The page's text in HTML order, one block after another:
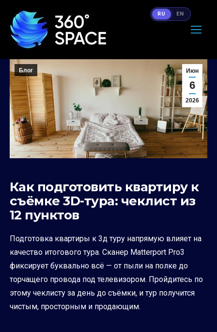
Июн
6
2026
Блог
Как подготовить квартиру к
съёмке 3D-тура: чеклист из
12 пунктов
Подготовка квартиры к 3д туру напрямую влияет на
качество итогового тура. Сканер Matterport Pro3
фиксирует буквально всё — от пыли на полке до
торчащего провода под телевизором. Пройдитесь по
этому чеклисту за день до съёмки, и тур получится
чистым, просторным и продающим.
RU EN